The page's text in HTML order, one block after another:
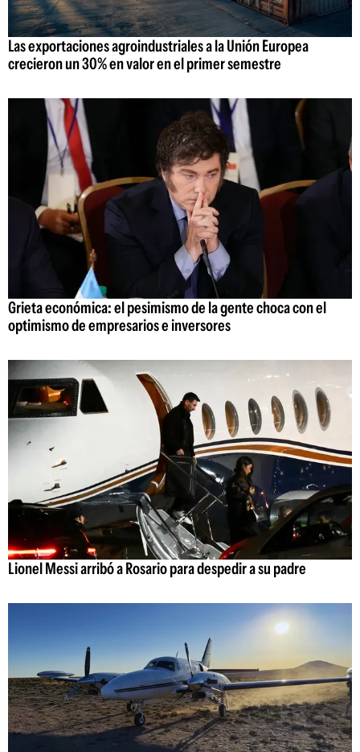
Las exportaciones agroindustriales a la Unión Europea
crecieron un 30% en valor en el primer semestre
Grieta económica: el pesimismo de la gente choca con el
optimismo de empresarios e inversores
Lionel Messi arribó a Rosario para despedir a su padre